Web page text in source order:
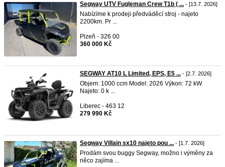
Segway UTV Fugleman Crew T1b ( ... - [13.7. 2026]
Nabízíme k prodeji předváděcí stroj - najeto
2200km. Pr ...
Plzeň - 326 00
360 000 Kč
SEGWAY AT10 L Limited, EPS, E5 ... - [2.7. 2026]
Objem: 1000 ccm Model: 2026 Výkon: 72 kW
Najeto: 0 k ...
Liberec - 463 12
279 990 Kč
Segway Villain sx10 najeto pou ... - [1.7. 2026]
Prodám svou buggy Segway, možno i výměny za
něco zajíma ...